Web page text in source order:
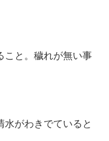
こと。穢れが無い事
がわきでていると